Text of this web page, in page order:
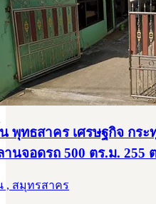
พุทธสาคร เศรษฐกิจ กร
านจอดรถ 500 ตร.ม. 255
, สมุทรสาคร